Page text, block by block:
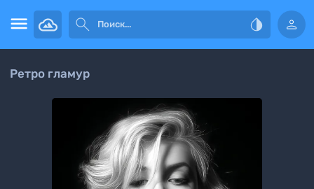
   
Ретро гламур